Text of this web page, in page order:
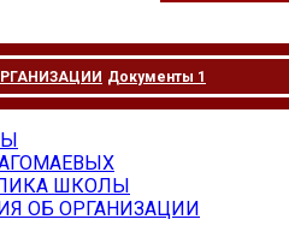
Документы 1
ШКОЛЫ
ОБ ОРГАНИЗАЦИИ